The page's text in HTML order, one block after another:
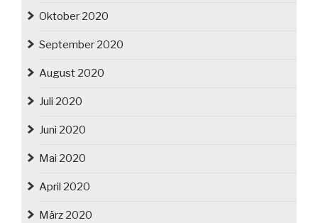
Oktober 2020
September 2020
August 2020
Juli 2020
Juni 2020
Mai 2020
April 2020
März 2020